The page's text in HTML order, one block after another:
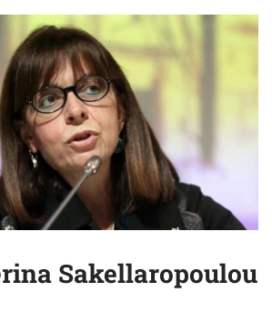
Sakellaropoulou